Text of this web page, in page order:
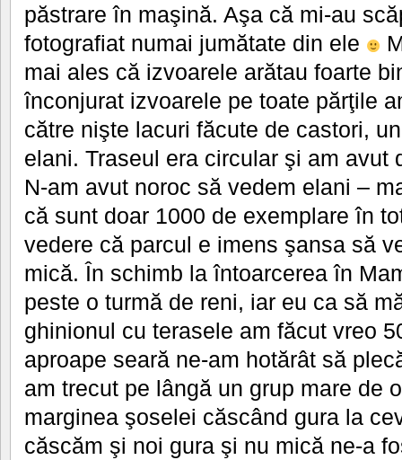
păstrare în maşină. Aşa că mi-au
fotografiat numai jumătate din ele
mai ales că izvoarele arătau foarte
înconjurat izvoarele pe toate părţile
către nişte lacuri făcute de castori,
elani. Traseul era circular şi am avut
N-am avut noroc să vedem elani –
că sunt doar 1000 de exemplare în
vedere că parcul e imens şansa să
mică. În schimb la întoarcerea în
peste o turmă de reni, iar eu ca să
ghinionul cu terasele am făcut vreo
aproape seară ne-am hotărât să
am trecut pe lângă un grup mare de
marginea şoselei căscând gura la
căscăm şi noi gura şi nu mică ne-a